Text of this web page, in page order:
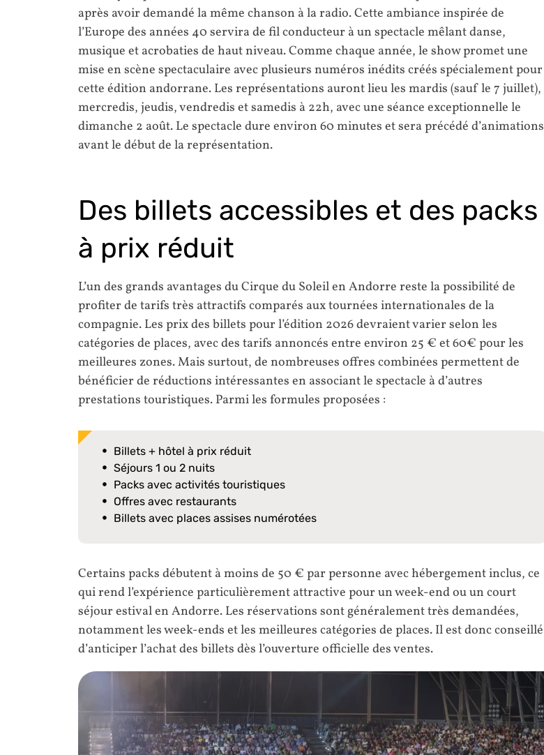
après avoir demandé la même chanson à la radio. Cette ambiance inspirée de
l’Europe des années 40 servira de fil conducteur à un spectacle mêlant danse,
musique et acrobaties de haut niveau. Comme chaque année, le show promet une
mise en scène spectaculaire avec plusieurs numéros inédits créés spécialement pour
cette édition andorrane. Les représentations auront lieu les mardis (sauf le 7 juillet),
mercredis, jeudis, vendredis et samedis à 22h, avec une séance exceptionnelle le
dimanche 2 août. Le spectacle dure environ 60 minutes et sera précédé d’animations
avant le début de la représentation.
Des billets accessibles et des packs
à prix réduit
L’un des grands avantages du Cirque du Soleil en Andorre reste la possibilité de
profiter de tarifs très attractifs comparés aux tournées internationales de la
compagnie. Les prix des billets pour l’édition 2026 devraient varier selon les
catégories de places, avec des tarifs annoncés entre environ 25 € et 60€ pour les
meilleures zones. Mais surtout, de nombreuses offres combinées permettent de
bénéficier de réductions intéressantes en associant le spectacle à d’autres
prestations touristiques. Parmi les formules proposées :
Billets + hôtel à prix réduit
Séjours 1 ou 2 nuits
Packs avec activités touristiques
Offres avec restaurants
Billets avec places assises numérotées
Certains packs débutent à moins de 50 € par personne avec hébergement inclus, ce
qui rend l’expérience particulièrement attractive pour un week-end ou un court
séjour estival en Andorre. Les réservations sont généralement très demandées,
notamment les week-ends et les meilleures catégories de places. Il est donc conseillé
d’anticiper l’achat des billets dès l’ouverture officielle des ventes.